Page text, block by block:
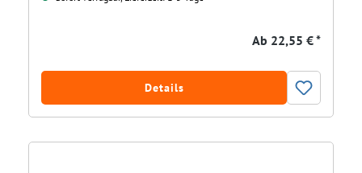
Ab 22,55 € *
Details